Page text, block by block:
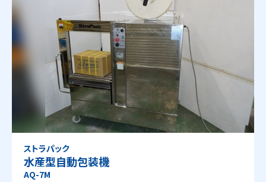
ストラパック
水産型自動包装機
AQ-7M